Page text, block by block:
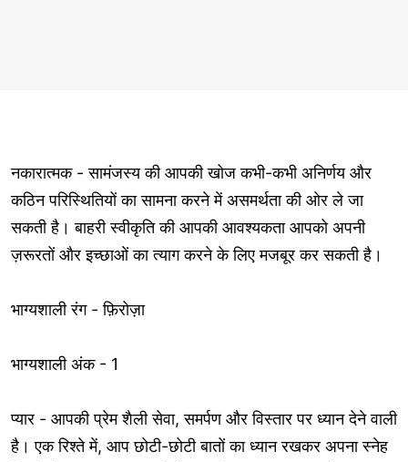
नकारात्मक - सामंजस्य की आपकी खोज कभी-कभी अनिर्णय और
कठिन परिस्थितियों का सामना करने में असमर्थता की ओर ले जा
सकती है। बाहरी स्वीकृति की आपकी आवश्यकता आपको अपनी
ज़रूरतों और इच्छाओं का त्याग करने के लिए मजबूर कर सकती है।
भाग्यशाली रंग - फ़िरोज़ा
भाग्यशाली अंक - 1
प्यार - आपकी प्रेम शैली सेवा, समर्पण और विस्तार पर ध्यान देने वाली
है। एक रिश्ते में, आप छोटी-छोटी बातों का ध्यान रखकर अपना स्नेह